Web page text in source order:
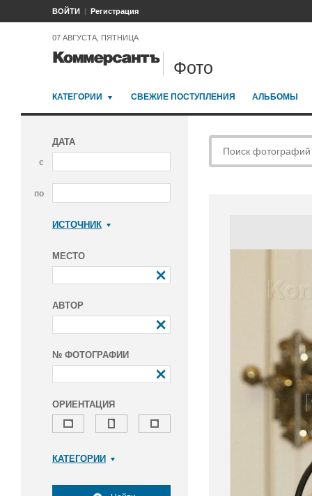
ВОЙТИ Регистрация
07 АВГУСТА, ПЯТНИЦА
Фото
КАТЕГОРИИ СВЕЖИЕ ПОСТУПЛЕНИЯ АЛЬБОМЫ
ДАТА
с
по
ИСТОЧНИК
МЕСТО
АВТОР
№ ФОТОГРАФИИ
ОРИЕНТАЦИЯ
КАТЕГОРИИ